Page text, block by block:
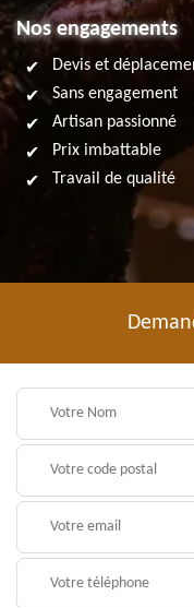
Nos engagements
Devis et
Sans engagement
Artisan passionné
Prix imbattable
Travail de qualité